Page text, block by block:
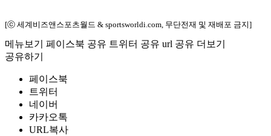
[ⓒ 세계비즈앤스포츠월드 & sportsworldi.com, 무단전재 및 재배포 금지]
메뉴보기 페이스북 공유 트위터 공유 url 공유 더보기
공유하기
페이스북
트위터
네이버
카카오톡
URL복사